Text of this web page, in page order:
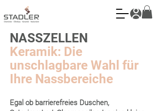
NASSZELLEN
Keramik: Die
unschlagbare Wahl für
Ihre Nassbereiche
Egal ob barrierefreies Duschen,